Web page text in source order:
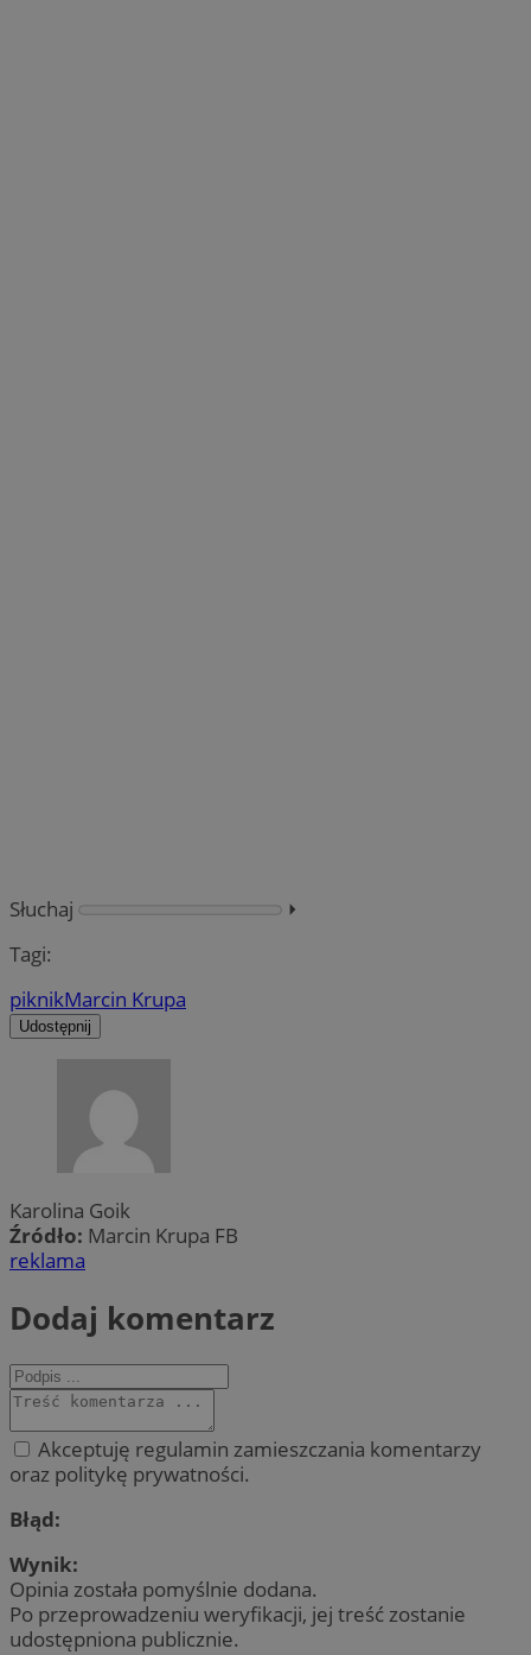
Słuchaj
⏵︎
Tagi:
piknikMarcin Krupa
Udostępnij
Karolina Goik
Źródło: Marcin Krupa FB
reklama
Dodaj komentarz
Akceptuję regulamin zamieszczania komentarzy
oraz politykę prywatności.
Błąd:
Wynik:
Opinia została pomyślnie dodana.
Po przeprowadzeniu weryfikacji, jej treść zostanie
udostępniona publicznie.